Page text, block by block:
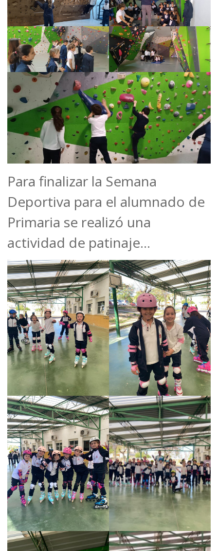
Para finalizar la Semana
Deportiva para el alumnado de
Primaria se realizó una
actividad de patinaje…